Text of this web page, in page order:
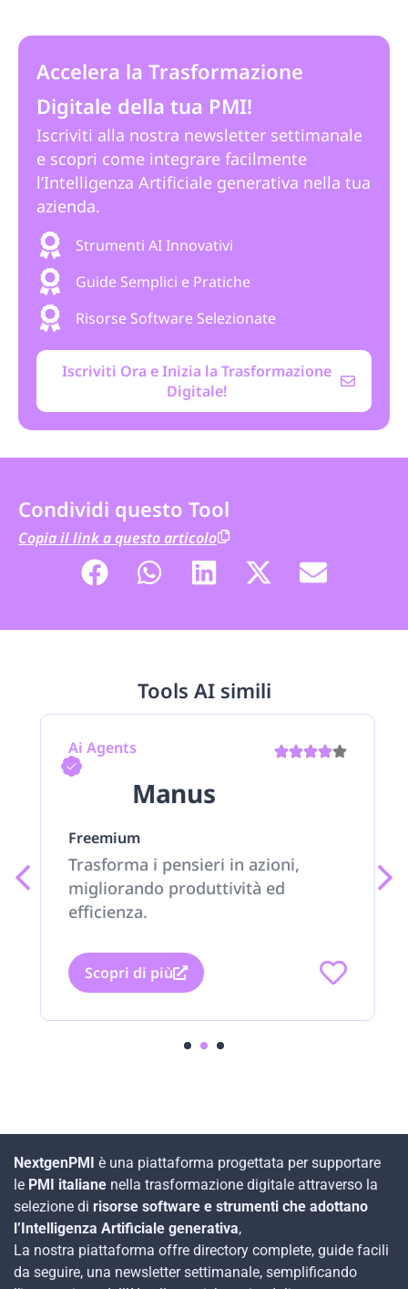
Accelera la Trasformazione
Digitale della tua PMI!
Iscriviti alla nostra newsletter settimanale
e scopri come integrare facilmente
l’Intelligenza Artificiale generativa nella tua
azienda.
Strumenti AI Innovativi
Guide Semplici e Pratiche
Risorse Software Selezionate
Iscriviti Ora e Inizia la Trasformazione
Digitale!
Condividi questo Tool
Copia il link a questo articolo
Tools AI simili
Ai Agents
Manus
Freemium
Trasforma i pensieri in azioni,
migliorando produttività ed
efficienza.
Scopri di più
NextgenPMI è una piattaforma progettata per supportare
le PMI italiane nella trasformazione digitale attraverso la
selezione di risorse software e strumenti che adottano
l’Intelligenza Artificiale generativa,
La nostra piattaforma offre directory complete, guide facili
da seguire, una newsletter settimanale, semplificando